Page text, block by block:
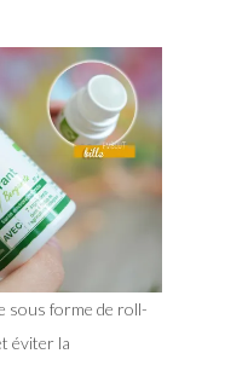
sous forme de roll-
éviter la